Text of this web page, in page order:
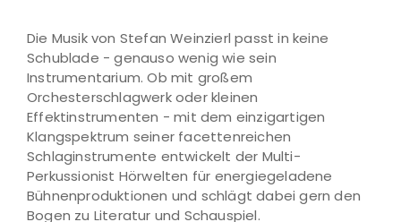
Die Musik von Stefan Weinzierl passt in keine
Schublade - genauso wenig wie sein
Instrumentarium. Ob mit großem
Orchesterschlagwerk oder kleinen
Effektinstrumenten - mit dem einzigartigen
Klangspektrum seiner facettenreichen
Schlaginstrumente entwickelt der Multi-
Perkussionist Hörwelten für energiegeladene
Bühnenproduktionen und schlägt dabei gern den
Bogen zu Literatur und Schauspiel.